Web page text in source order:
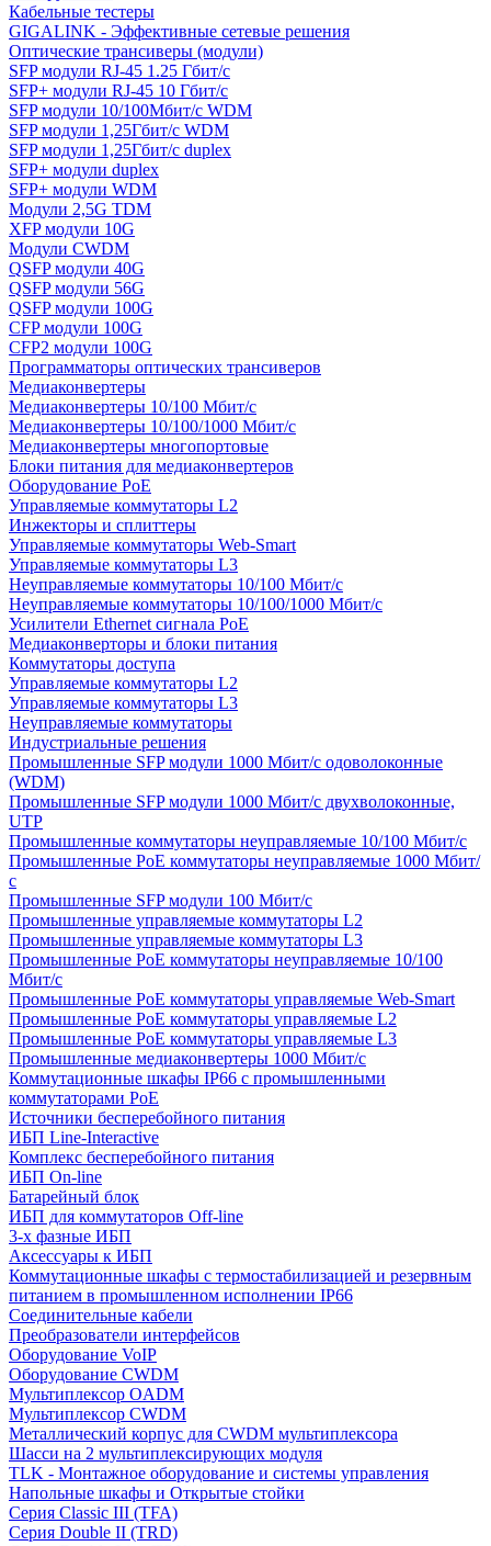
Кабельные тестеры
GIGALINK - Эффективные сетевые решения
Оптические трансиверы (модули)
SFP модули RJ-45 1.25 Гбит/c
SFP+ модули RJ-45 10 Гбит/c
SFP модули 10/100Мбит/с WDM
SFP модули 1,25Гбит/с WDM
SFP модули 1,25Гбит/с duplex
SFP+ модули duplex
SFP+ модули WDM
Модули 2,5G TDM
XFP модули 10G
Модули CWDM
QSFP модули 40G
QSFP модули 56G
QSFP модули 100G
CFP модули 100G
CFP2 модули 100G
Программаторы оптических трансиверов
Медиаконвертеры
Медиаконвертеры 10/100 Мбит/с
Медиаконвертеры 10/100/1000 Мбит/c
Медиаконвертеры многопортовые
Блоки питания для медиаконвертеров
Оборудование PoE
Управляемые коммутаторы L2
Инжекторы и сплиттеры
Управляемые коммутаторы Web-Smart
Управляемые коммутаторы L3
Неуправляемые коммутаторы 10/100 Мбит/с
Неуправляемые коммутаторы 10/100/1000 Мбит/с
Усилители Ethernet сигнала PoE
Медиаконверторы и блоки питания
Коммутаторы доступа
Управляемые коммутаторы L2
Управляемые коммутаторы L3
Неуправляемые коммутаторы
Индустриальные решения
Промышленные SFP модули 1000 Мбит/c одоволоконные
(WDM)
Промышленные SFP модули 1000 Мбит/c двухволоконные,
UTP
Промышленные коммутаторы неуправляемые 10/100 Мбит/с
Промышленные PoE коммутаторы неуправляемые 1000 Мбит/
с
Промышленные SFP модули 100 Мбит/c
Промышленные управляемые коммутаторы L2
Промышленные управляемые коммутаторы L3
Промышленные PoE коммутаторы неуправляемые 10/100
Мбит/с
Промышленные PoE коммутаторы управляемые Web-Smart
Промышленные PoE коммутаторы управляемые L2
Промышленные PoE коммутаторы управляемые L3
Промышленные медиаконвертеры 1000 Мбит/с
Коммутационные шкафы IP66 c промышленными
коммутаторами PoE
Источники бесперебойного питания
ИБП Line-Interactive
Комплекс бесперебойного питания
ИБП On-line
Батарейный блок
ИБП для коммутаторов Off-line
3-х фазные ИБП
Аксессуары к ИБП
Коммутационные шкафы с термостабилизацией и резервным
питанием в промышленном исполнении IP66
Соединительные кабели
Преобразователи интерфейсов
Оборудование VoIP
Оборудование CWDM
Мультиплекcор OADM
Мультиплексор CWDM
Металлический корпус для CWDM мультиплексора
Шасси на 2 мультиплексирующих модуля
TLK - Монтажное оборудование и системы управления
Напольные шкафы и Открытые стойки
Серия Classic III (TFA)
Серия Double II (TRD)